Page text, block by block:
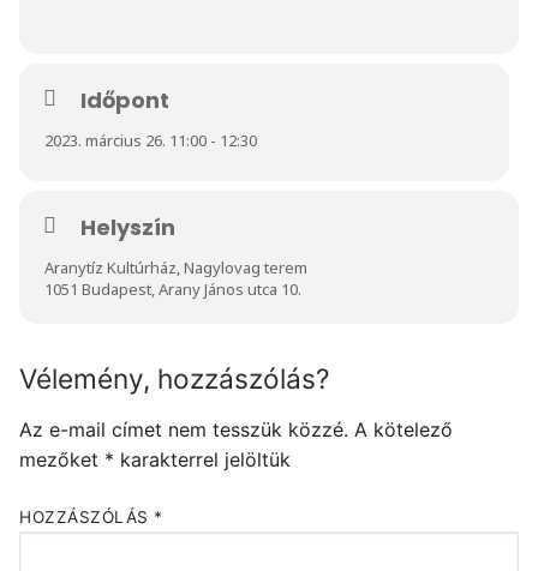
Időpont
2023. március 26. 11:00 - 12:30
Helyszín
Aranytíz Kultúrház, Nagylovag terem
1051 Budapest, Arany János utca 10.
Vélemény, hozzászólás?
Az e-mail címet nem tesszük közzé. A kötelező
mezőket * karakterrel jelöltük
HOZZÁSZÓLÁS *